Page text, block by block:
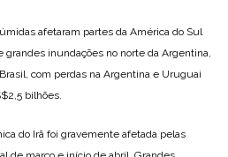
afetaram partes da América do Sul
grandes inundações no norte da Argentina,
com perdas na Argentina e Uruguai
bilhões.
do Irã foi gravemente afetada pelas